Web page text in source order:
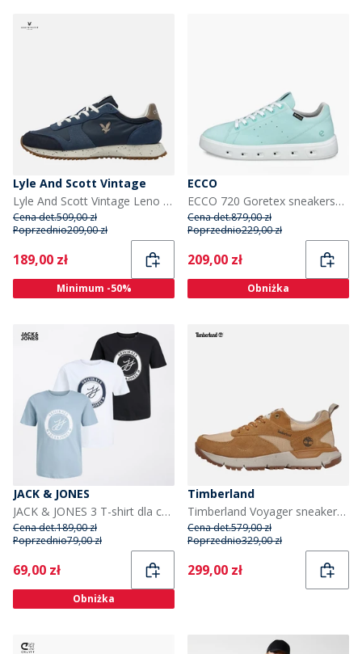
Lyle And Scott Vintage
Lyle And Scott Vintage Leno sneakersy dla niego kolor Niebieski
Cena det.509,00 zł
Poprzednio209,00 zł
Current
189,00 zł
Minimum -50%
ECCO
ECCO 720 Goretex sneakersy dla niej kolor Emerald
Cena det.879,00 zł
Poprzednio229,00 zł
Current
209,00 zł
Obniżka
JACK & JONES
JACK & JONES 3 T-shirt dla chłopca kolor Multi
Cena det.189,00 zł
Poprzednio79,00 zł
Current
69,00 zł
Obniżka
Timberland
Timberland Voyager sneakersy dla niego kolor Wheat Mesh
Cena det.579,00 zł
Poprzednio329,00 zł
Current
299,00 zł